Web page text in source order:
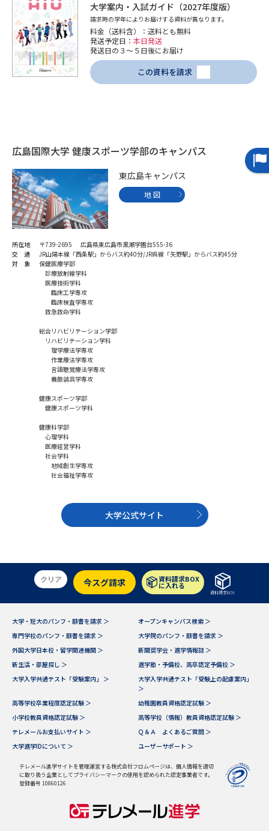
新増設大学・学部・学科特集
国際・グローバルに強い大学特
集
データサイエンス特集 奨学金・特待生制度特集
進路の３択
SELFBRAND特集ページ
オープンキャンパスなどを調べる
オープンキャンパス検索
来場型・Web型イベント特集 夢ナビライブ
受験準備
志望校・出願校を調べる
先輩が入学を決めた理由
新生活お役立ちガイド
学問のミニ講義「夢ナビ講義」 学問分野解説
ユーザーサポート
Ｑ＆Ａ よくあるご質問 大学進学IDについて
お支払いについて
お支払いサイト
個人情報取扱規定
特定商取引表記
訂正のご案内
大学案内・入試ガイド（2027年度版）
請求時の学年によりお届けする資料が異なります。
料金（送料含）：送料とも無料
発送予定日： 本日発送
発送日の３～５日後にお届け
この資料を請求
広島国際大学 健康スポーツ学部のキャンパス
東広島キャンパス
地 図
所在地
〒739-2695 広島県東広島市黒瀬学園台555-36
交 通
JR山陽本線「西条駅」からバス約40分/JR呉線「矢野駅」からバス約45分
対 象
保健医療学部
診療放射線学科
医療技術学科
臨床工学専攻
臨床検査学専攻
救急救命学科
総合リハビリテーション学部
リハビリテーション学科
理学療法学専攻
作業療法学専攻
言語聴覚療法学専攻
義肢装具学専攻
健康スポーツ学部
健康スポーツ学科
健康科学部
心理学科
医療経営学科
社会学科
地域創生学専攻
社会福祉学専攻
大学公式サイト
クリア 今スグ請求 資料請求BOX
に入れる
資料請求BOX
大学・短大のパンフ・願書を請求 ＞
オープンキャンパス検索 ＞
専門学校のパンフ・願書を請求 ＞
大学院のパンフ・願書を請求 ＞
外国大学日本校・留学関連機関 ＞
新聞奨学会・進学情報誌 ＞
新生活・部屋探し ＞
進学塾・予備校、高卒認定予備校 ＞
大学入学共通テスト「受験案内」 ＞
大学入学共通テスト「受験上の配慮案内」
＞
高等学校卒業程度認定試験 ＞
幼稚園教員資格認定試験 ＞
小学校教員資格認定試験 ＞
高等学校（情報）教員資格認定試験 ＞
テレメールお支払いサイト ＞
Ｑ＆Ａ よくあるご質問 ＞
大学進学IDについて ＞
ユーザーサポート ＞
テレメール進学サイトを管理運営する株式会社フロムページは、個人情報を適切
に取り扱う企業としてプライバシーマークの使用を認められた認定事業者です。
登録番号 10860126